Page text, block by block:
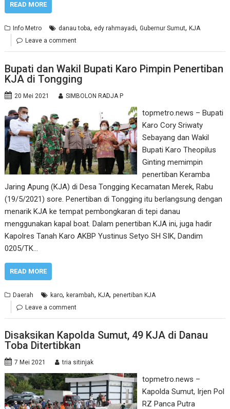
READ MORE
Info Metro danau toba, edy rahmayadi,Gubernur Sumut,KJA
Leave a comment
Bupati dan Wakil Bupati Karo Pimpin Penertiban
KJA di Tongging
20 Mei 2021 SIMBOLON RADJA P
topmetro.news – Bupati
Karo Cory Sriwaty
Sebayang dan Wakil
Bupati Karo Theopilus
Ginting memimpin
penertiban Keramba
Jaring Apung (KJA) di Desa Tongging Kecamatan Merek, Rabu
(19/5/2021) sore. Penertiban di Tongging itu berlangsung dengan
menarik KJA ke tempat pembongkaran di tepi danau
menggunakan kapal boat. Dalam penertiban KJA ini, juga hadir
Kapolres Tanah Karo AKBP Yustinus Setyo SH SIK, Dandim
0205/TK…
READ MORE
Daerah karo,kerambah,KJA,penertiban KJA
Leave a comment
Disaksikan Kapolda Sumut, 49 KJA di Danau
Toba Ditertibkan
7 Mei 2021 tria sitinjak
topmetro.news –
Kapolda Sumut, Irjen Pol
RZ Panca Putra